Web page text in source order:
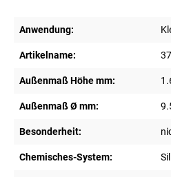
Anwendung:
Artikelname:
Außenmaß Höhe mm:
Außenmaß Ø mm:
Besonderheit:
Chemisches-System: